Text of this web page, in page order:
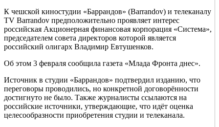
К чешской киностудии «Баррандов» (Barrandov) и телеканалу
TV Barrandov предположительно проявляет интерес
российская Акционерная финансовая корпорация «Система»,
председателем совета директоров которой является
российский олигарх Владимир Евтушенков.
Об этом 3 февраля сообщила газета «Млада Фронта днес».
Источник в студии «Баррандов» подтвердил изданию, что
переговоры проводились, но конкретной договорённости
достигнуто не было. Также журналисты ссылаются на
российские источники, утверждающие, что идёт оценка
целесообразности приобретения студии и телеканала.